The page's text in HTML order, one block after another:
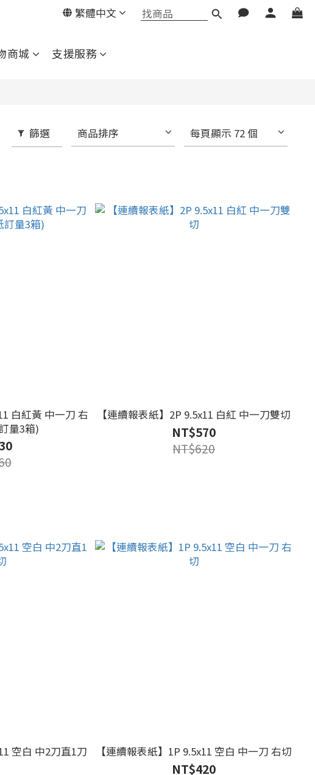
繁體中文
商城 支援服務
篩選 商品排序 每頁顯示 72 個
白紅黃 中一刀 右
量3箱)
【連續報表紙】2P 9.5x11 白紅 中一刀雙切
NT$570
NT$620
空白 中2刀直1刀
【連續報表紙】1P 9.5x11 空白 中一刀 右切
NT$420